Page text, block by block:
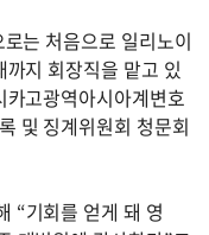
는 처음으로 일리노이
지 회장직을 맡고 있
고광역아시아계변호
및 징계위원회 청문회
“기회를 얻게 돼 영